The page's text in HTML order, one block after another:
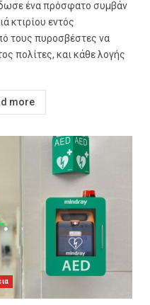
ένα πρόσφατο συμβάν
κτιρίου εντός
τους πυροσβέστες να
πολίτες, και κάθε λογής
more